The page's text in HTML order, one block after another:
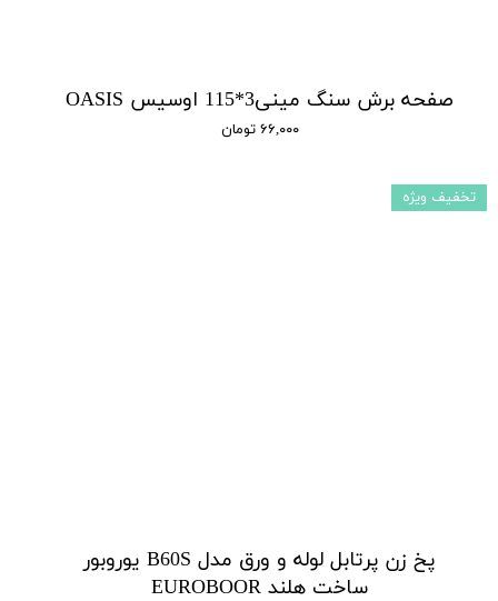
صفحه برش سنگ مینی3*115 اوسیس OASIS
۶۶,۰۰۰ تومان
پخ زن پرتابل لوله و ورق مدل B60S یوروبور
ساخت هلند EUROBOOR
تخفیف ویژه